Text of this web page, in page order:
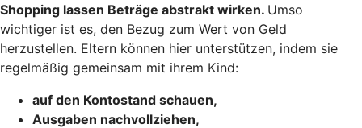
Shopping lassen Beträge abstrakt wirken. Umso
wichtiger ist es, den Bezug zum Wert von Geld
herzustellen. Eltern können hier unterstützen, indem sie
regelmäßig gemeinsam mit ihrem Kind:
auf den Kontostand schauen,
Ausgaben nachvollziehen,